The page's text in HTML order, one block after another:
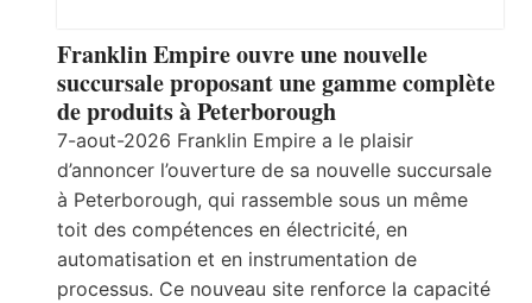
Franklin Empire ouvre une nouvelle
succursale proposant une gamme complète
de produits à Peterborough
7-aout-2026 Franklin Empire a le plaisir
d’annoncer l’ouverture de sa nouvelle succursale
à Peterborough, qui rassemble sous un même
toit des compétences en électricité, en
automatisation et en instrumentation de
processus. Ce nouveau site renforce la capacité